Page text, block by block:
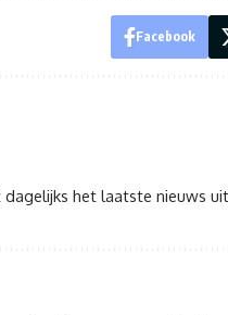
Facebook
het laatste nieuws